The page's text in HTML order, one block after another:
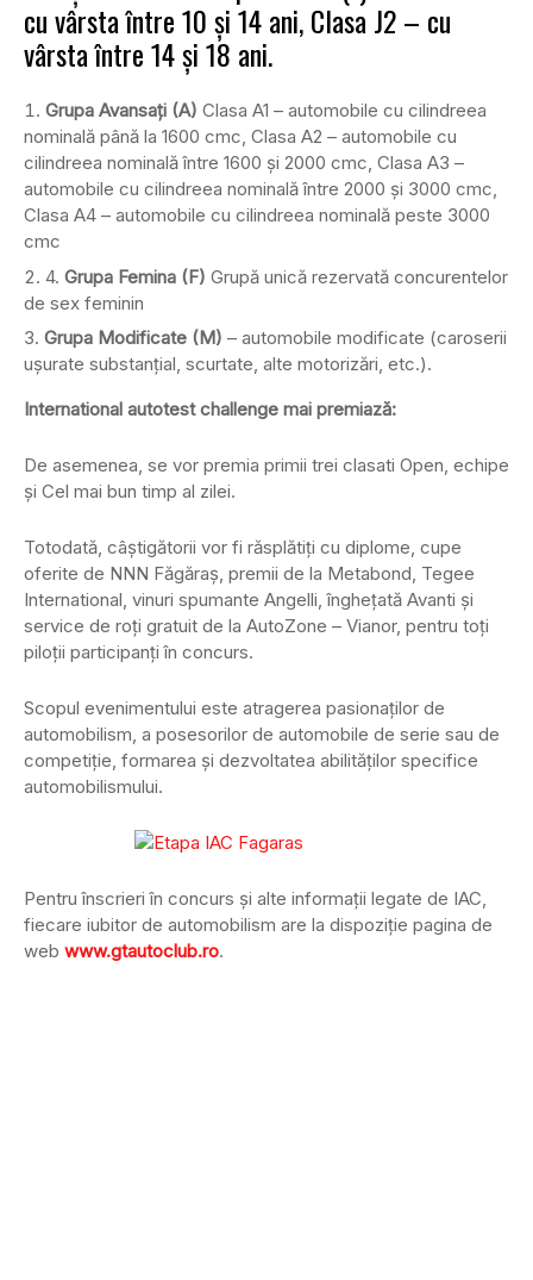
cu vârsta între 10 și 14 ani, Clasa J2 – cu
vârsta între 14 și 18 ani.
Grupa Avansați (A) Clasa A1 – automobile cu cilindreea
nominală până la 1600 cmc, Clasa A2 – automobile cu
cilindreea nominală între 1600 și 2000 cmc, Clasa A3 –
automobile cu cilindreea nominală între 2000 și 3000 cmc,
Clasa A4 – automobile cu cilindreea nominală peste 3000
cmc
4. Grupa Femina (F) Grupă unică rezervată concurentelor
de sex feminin
Grupa Modificate (M) – automobile modificate (caroserii
ușurate substanțial, scurtate, alte motorizări, etc.).
International autotest challenge mai premiază:
De asemenea, se vor premia primii trei clasati Open, echipe
și Cel mai bun timp al zilei.
Totodată, câștigătorii vor fi răsplătiți cu diplome, cupe
oferite de NNN Făgăraș, premii de la Metabond, Tegee
International, vinuri spumante Angelli, înghețată Avanti și
service de roți gratuit de la AutoZone – Vianor, pentru toți
piloții participanți în concurs.
Scopul evenimentului este atragerea pasionaților de
automobilism, a posesorilor de automobile de serie sau de
competiție, formarea și dezvoltatea abilităților specifice
automobilismului.
Pentru înscrieri în concurs și alte informații legate de IAC,
fiecare iubitor de automobilism are la dispoziție pagina de
web www.gtautoclub.ro.